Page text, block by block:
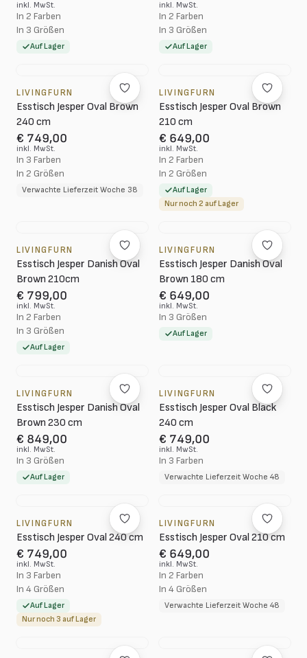
inkl. MwSt.
In 2 Farben
In 3 Größen
Auf Lager
inkl. MwSt.
In 2 Farben
In 3 Größen
Auf Lager
LIVINGFURN
Esstisch Jesper Oval Brown
240 cm
€ 749,00
inkl. MwSt.
In 3 Farben
In 2 Größen
Verwachte Lieferzeit Woche 38
LIVINGFURN
Esstisch Jesper Oval Brown
210 cm
€ 649,00
inkl. MwSt.
In 2 Farben
In 2 Größen
Auf Lager
Nur noch 2 auf Lager
LIVINGFURN
Esstisch Jesper Danish Oval
Brown 210cm
€ 799,00
inkl. MwSt.
In 2 Farben
In 3 Größen
Auf Lager
LIVINGFURN
Esstisch Jesper Danish Oval
Brown 180 cm
€ 649,00
inkl. MwSt.
In 3 Größen
Auf Lager
LIVINGFURN
Esstisch Jesper Danish Oval
Brown 230 cm
€ 849,00
inkl. MwSt.
In 3 Größen
Auf Lager
LIVINGFURN
Esstisch Jesper Oval Black
240 cm
€ 749,00
inkl. MwSt.
In 3 Farben
Verwachte Lieferzeit Woche 48
LIVINGFURN
Esstisch Jesper Oval 240 cm
€ 749,00
inkl. MwSt.
In 3 Farben
In 4 Größen
Auf Lager
Nur noch 3 auf Lager
LIVINGFURN
Esstisch Jesper Oval 210 cm
€ 649,00
inkl. MwSt.
In 2 Farben
In 4 Größen
Verwachte Lieferzeit Woche 48